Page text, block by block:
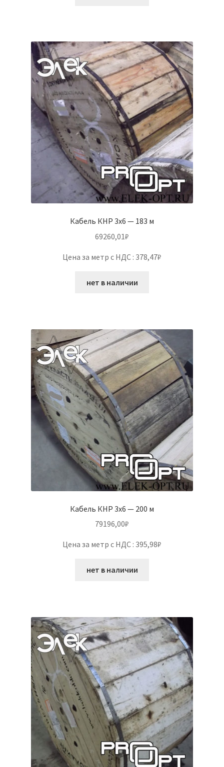
Кабель КНР 3х6 — 183 м
69260,01₽
Цена за метр с НДС : 378,47₽
нет в наличии
Кабель КНР 3х6 — 200 м
79196,00₽
Цена за метр с НДС : 395,98₽
нет в наличии